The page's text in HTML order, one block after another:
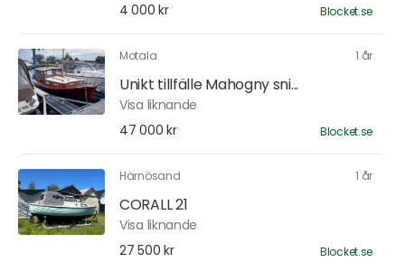
4 000 kr
Blocket.se
Motala 1 år
Unikt tillfälle Mahogny sni...
Visa liknande
47 000 kr
Blocket.se
Härnösand 1 år
CORALL 21
Visa liknande
27 500 kr
Blocket.se